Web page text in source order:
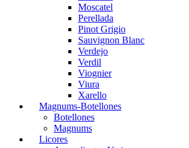
Moscatel
Perellada
Pinot Grigio
Sauvignon Blanc
Verdejo
Verdil
Viognier
Viura
Xarello
Magnums-Botellones
Botellones
Magnums
Licores